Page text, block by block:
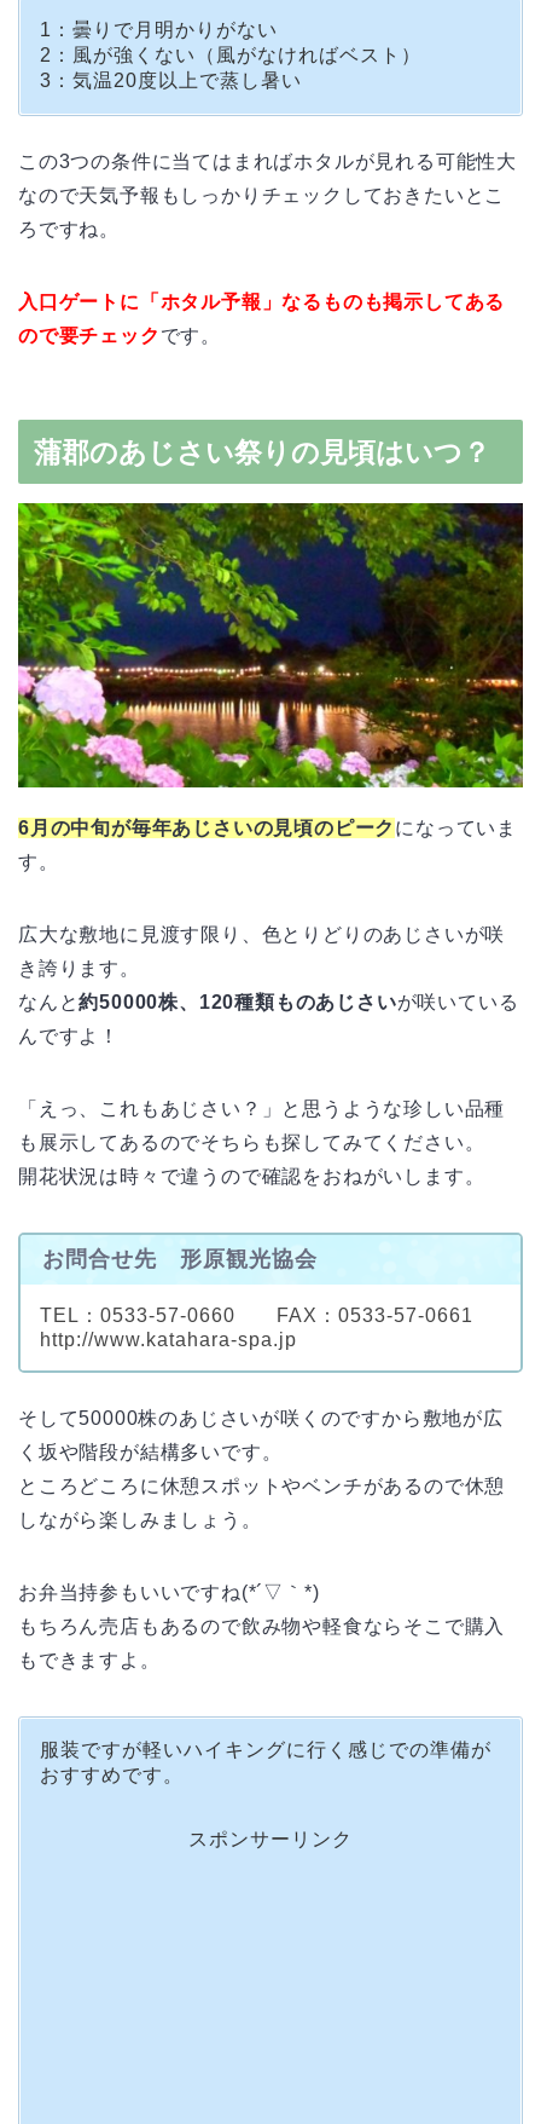
1：曇りで月明かりがない
2：風が強くない（風がなければベスト）
3：気温20度以上で蒸し暑い
この3つの条件に当てはまればホタルが見れる可能性大
なので天気予報もしっかりチェックしておきたいとこ
ろですね。
入口ゲートに「ホタル予報」なるものも掲示してある
ので要チェック です。
蒲郡のあじさい祭りの見頃はいつ？
6月の中旬が毎年あじさいの見頃のピーク になっていま
す。
広大な敷地に見渡す限り、色とりどりのあじさいが咲
き誇ります。
なんと約50000株、120種類ものあじさいが咲いている
んですよ！
「えっ、これもあじさい？」と思うような珍しい品種
も展示してあるのでそちらも探してみてください。
開花状況は時々で違うので確認をおねがいします。
お問合せ先 形原観光協会
TEL：0533-57-0660 FAX：0533-57-0661
http://www.katahara-spa.jp
そして50000株のあじさいが咲くのですから敷地が広
く坂や階段が結構多いです。
ところどころに休憩スポットやベンチがあるので休憩
しながら楽しみましょう。
お弁当持参もいいですね(*´▽｀*)
もちろん売店もあるので飲み物や軽食ならそこで購入
もできますよ。
服装ですが軽いハイキングに行く感じでの準備が
おすすめです。
スポンサーリンク